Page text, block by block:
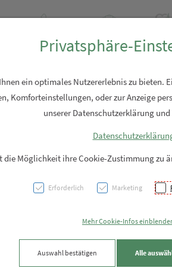
Privatsphäre-
ein optimales Nutzererlebnis zu bieten.
Komforteinstellungen, oder zur Anzeige
unserer Datenschutzerklärung
die Möglichkeit ihre Cookie-Zustimmung zu
Erforderlich Marketing
Mehr Cookie-Infos
Auswahl bestätigen Alle